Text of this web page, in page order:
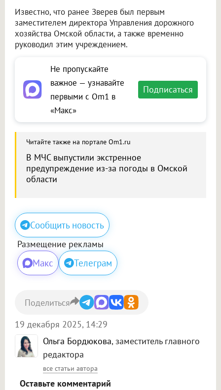
Известно, что ранее Зверев был первым
заместителем директора Управления дорожного
хозяйства Омской области, а также временно
руководил этим учреждением.
Не пропускайте
важное — узнавайте
первыми с Om1 в
«Макс»
Подписаться
Читайте также на портале Om1.ru
В МЧС выпустили экстренное
предупреждение из-за погоды в Омской
области
Сообщить новость
Размещение рекламы
Макс Телеграм
Ольга Бордюкова, заместитель главного
редактора
все статьи автора
19 декабря 2025, 14:29
Поделиться
Оставьте комментарий